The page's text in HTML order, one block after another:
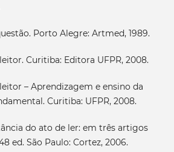
Porto Alegre: Artmed, 1989.
leitor. Curitiba: Editora UFPR, 2008.
leitor – Aprendizagem e ensino da
Curitiba: UFPR, 2008.
do ato de ler: em três artigos
ed. São Paulo: Cortez, 2006.